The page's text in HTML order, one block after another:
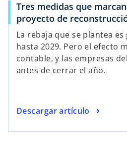
Tres medidas que
proyecto de
La rebaja que se plantea
hasta 2029. Pero el efecto
contable, y las empresas
antes de cerrar el año.
Descargar artículo